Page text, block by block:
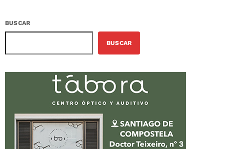
BUSCAR
BUSCAR